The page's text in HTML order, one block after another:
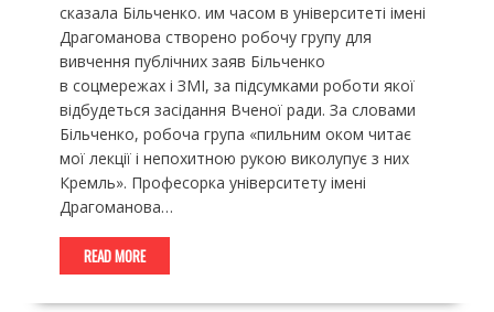
сказала Більченко. им часом в університеті імені
Драгоманова створено робочу групу для
вивчення публічних заяв Більченко
в соцмережах і ЗМІ, за підсумками роботи якої
відбудеться засідання Вченої ради. За словами
Більченко, робоча група «пильним оком читає
мої лекції і непохитною рукою виколупує з них
Кремль». Професорка університету імені
Драгоманова…
READ MORE